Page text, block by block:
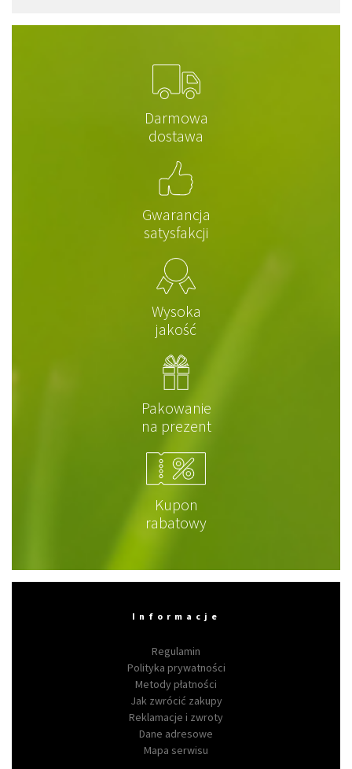
Darmowa
dostawa
Gwarancja
satysfakcji
Wysoka
jakość
Pakowanie
na prezent
Kupon
rabatowy
Informacje
Regulamin
Polityka prywatności
Metody płatności
Jak zwrócić zakupy
Reklamacje i zwroty
Dane adresowe
Mapa serwisu